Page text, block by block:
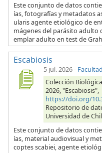
Este conjunto de datos
ías, fotografías y metadatos
ularis agente etiológico de
mágenes del parásito adulto
emplar adulto en test de
Escabiosis
5 jul. 2026-
Colección
2026, "Escabiosis",
https://doi.org/
Repositorio de
Universidad de
Este conjunto de datos
ías, material audiovisual y
coptes scabiei, agente